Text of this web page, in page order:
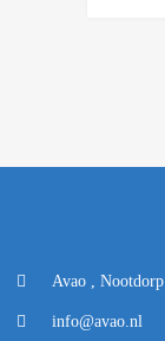
Avao , Nootdorp
info@avao.nl